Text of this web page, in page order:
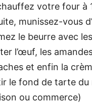
votre four à
munissez-vous
le beurre avec
l’œuf, les
et enfin la
le fond de tarte du
ou commerce)